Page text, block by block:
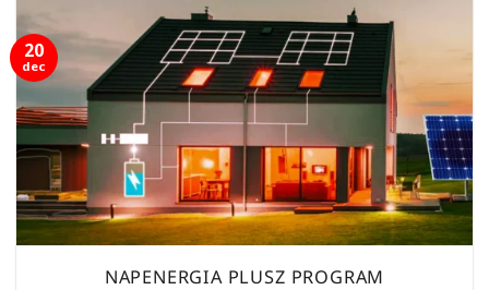
NAPENERGIA PLUSZ PROGRAM
20
dec